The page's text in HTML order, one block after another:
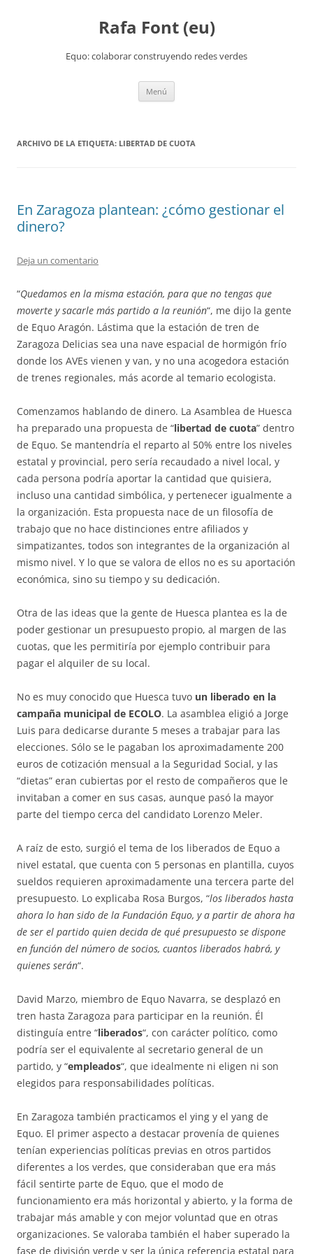
Rafa Font (eu)
Equo: colaborar construyendo redes verdes
Menú
ARCHIVO DE LA ETIQUETA: LIBERTAD DE CUOTA
En Zaragoza plantean: ¿cómo gestionar el
dinero?
Deja un comentario
“Quedamos en la misma estación, para que no tengas que
moverte y sacarle más partido a la reunión“, me dijo la gente
de Equo Aragón. Lástima que la estación de tren de
Zaragoza Delicias sea una nave espacial de hormigón frío
donde los AVEs vienen y van, y no una acogedora estación
de trenes regionales, más acorde al temario ecologista.
Comenzamos hablando de dinero. La Asamblea de Huesca
ha preparado una propuesta de “libertad de cuota” dentro
de Equo. Se mantendría el reparto al 50% entre los niveles
estatal y provincial, pero sería recaudado a nivel local, y
cada persona podría aportar la cantidad que quisiera,
incluso una cantidad simbólica, y pertenecer igualmente a
la organización. Esta propuesta nace de un filosofía de
trabajo que no hace distinciones entre afiliados y
simpatizantes, todos son integrantes de la organización al
mismo nivel. Y lo que se valora de ellos no es su aportación
económica, sino su tiempo y su dedicación.
Otra de las ideas que la gente de Huesca plantea es la de
poder gestionar un presupuesto propio, al margen de las
cuotas, que les permitiría por ejemplo contribuir para
pagar el alquiler de su local.
No es muy conocido que Huesca tuvo un liberado en la
campaña municipal de ECOLO. La asamblea eligió a Jorge
Luis para dedicarse durante 5 meses a trabajar para las
elecciones. Sólo se le pagaban los aproximadamente 200
euros de cotización mensual a la Seguridad Social, y las
“dietas” eran cubiertas por el resto de compañeros que le
invitaban a comer en sus casas, aunque pasó la mayor
parte del tiempo cerca del candidato Lorenzo Meler.
A raíz de esto, surgió el tema de los liberados de Equo a
nivel estatal, que cuenta con 5 personas en plantilla, cuyos
sueldos requieren aproximadamente una tercera parte del
presupuesto. Lo explicaba Rosa Burgos, “los liberados hasta
ahora lo han sido de la Fundación Equo, y a partir de ahora ha
de ser el partido quien decida de qué presupuesto se dispone
en función del número de socios, cuantos liberados habrá, y
quienes serán“.
David Marzo, miembro de Equo Navarra, se desplazó en
tren hasta Zaragoza para participar en la reunión. Él
distinguía entre “liberados“, con carácter político, como
podría ser el equivalente al secretario general de un
partido, y “empleados“, que idealmente ni eligen ni son
elegidos para responsabilidades políticas.
En Zaragoza también practicamos el ying y el yang de
Equo. El primer aspecto a destacar provenía de quienes
tenían experiencias políticas previas en otros partidos
diferentes a los verdes, que consideraban que era más
fácil sentirte parte de Equo, que el modo de
funcionamiento era más horizontal y abierto, y la forma de
trabajar más amable y con mejor voluntad que en otras
organizaciones. Se valoraba también el haber superado la
fase de división verde y ser la única referencia estatal para